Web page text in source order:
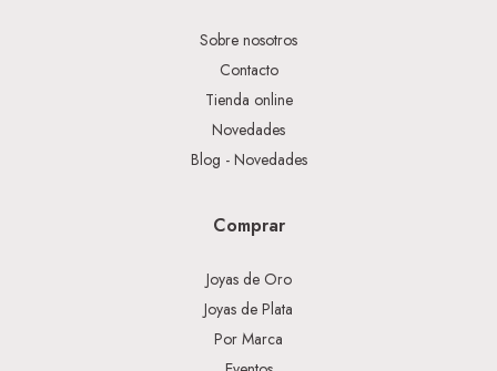
Sobre nosotros
Contacto
Tienda online
Novedades
Blog - Novedades
Comprar
Joyas de Oro
Joyas de Plata
Por Marca